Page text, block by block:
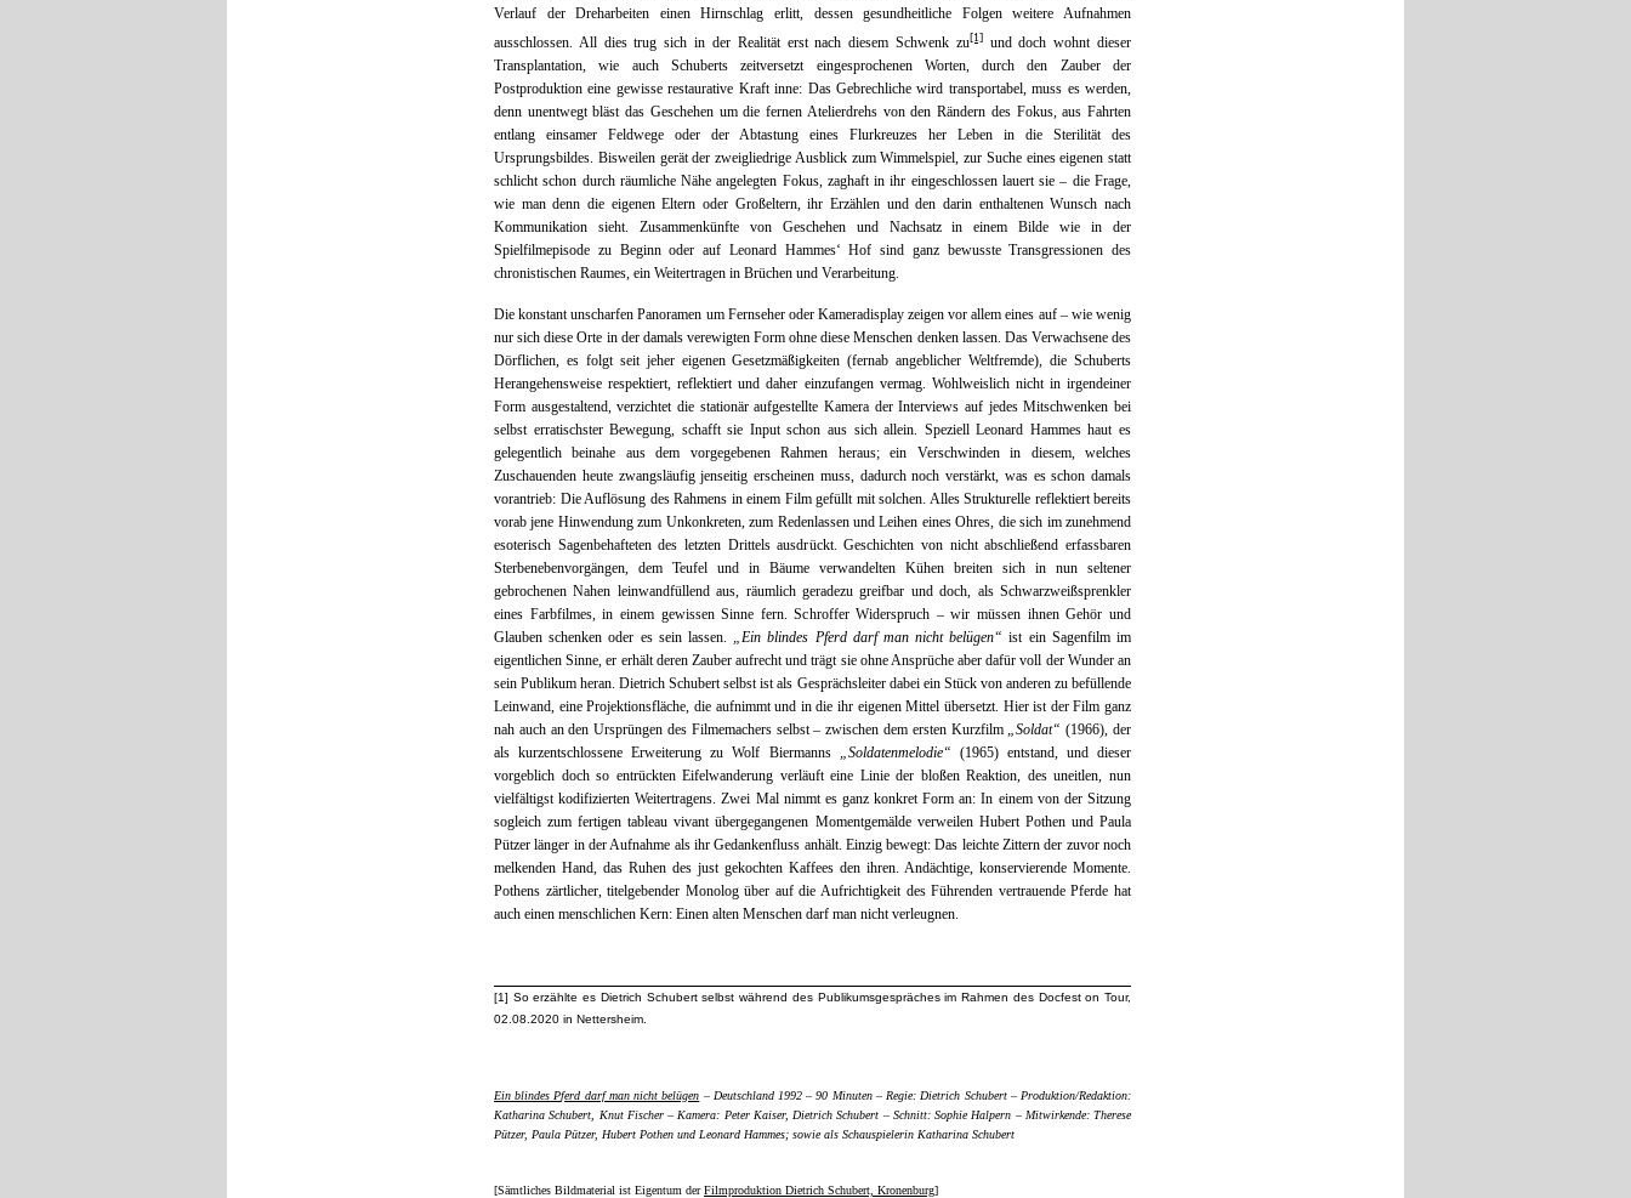
Verlauf der Dreharbeiten einen Hirnschlag erlitt, dessen gesundheitliche Folgen weitere Aufnahmen
ausschlossen. All dies trug sich in der Realität erst nach diesem Schwenk zu[1]und doch wohnt dieser
Transplantation, wie auch Schuberts zeitversetzt eingesprochenen Worten, durch den Zauber der
Postproduktion eine gewisse restaurative Kraft inne: Das Gebrechliche wird transportabel, muss es werden,
denn unentwegt bläst das Geschehen um die fernen Atelierdrehs von den Rändern des Fokus, aus Fahrten
entlang einsamer Feldwege oder der Abtastung eines Flurkreuzes her Leben in die Sterilität des
Ursprungsbildes. Bisweilen gerät der zweigliedrige Ausblick zum Wimmelspiel, zur Suche eines eigenen statt
schlicht schon durch räumliche Nähe angelegten Fokus, zaghaft in ihr eingeschlossen lauert sie – die Frage,
wie man denn die eigenen Eltern oder Großeltern, ihr Erzählen und den darin enthaltenen Wunsch nach
Kommunikation sieht. Zusammenkünfte von Geschehen und Nachsatz in einem Bilde wie in der
Spielfilmepisode zu Beginn oder auf Leonard Hammes‘ Hof sind ganz bewusste Transgressionen des
chronistischen Raumes, ein Weitertragen in Brüchen und Verarbeitung.
Die konstant unscharfen Panoramen um Fernseher oder Kameradisplay zeigen vor allem eines auf – wie wenig
nur sich diese Orte in der damals verewigten Form ohne diese Menschen denken lassen. Das Verwachsene des
Dörflichen, es folgt seit jeher eigenen Gesetzmäßigkeiten (fernab angeblicher Weltfremde), die Schuberts
Herangehensweise respektiert, reflektiert und daher einzufangen vermag. Wohlweislich nicht in irgendeiner
Form ausgestaltend, verzichtet die stationär aufgestellte Kamera der Interviews auf jedes Mitschwenken bei
selbst erratischster Bewegung, schafft sie Input schon aus sich allein. Speziell Leonard Hammes haut es
gelegentlich beinahe aus dem vorgegebenen Rahmen heraus; ein Verschwinden in diesem, welches
Zuschauenden heute zwangsläufig jenseitig erscheinen muss, dadurch noch verstärkt, was es schon damals
vorantrieb: Die Auflösung des Rahmens in einem Film gefüllt mit solchen. Alles Strukturelle reflektiert bereits
vorab jene Hinwendung zum Unkonkreten, zum Redenlassen und Leihen eines Ohres, die sich im zunehmend
esoterisch Sagenbehafteten des letzten Drittels ausdrückt. Geschichten von nicht abschließend erfassbaren
Sterbenebenvorgängen, dem Teufel und in Bäume verwandelten Kühen breiten sich in nun seltener
gebrochenen Nahen leinwandfüllend aus, räumlich geradezu greifbar und doch, als Schwarzweißsprenkler
eines Farbfilmes, in einem gewissen Sinne fern. Schroffer Widerspruch – wir müssen ihnen Gehör und
Glauben schenken oder es sein lassen. „Ein blindes Pferd darf man nicht belügen“ ist ein Sagenfilm im
eigentlichen Sinne, er erhält deren Zauber aufrecht und trägt sie ohne Ansprüche aber dafür voll der Wunder an
sein Publikum heran. Dietrich Schubert selbst ist als Gesprächsleiter dabei ein Stück von anderen zu befüllende
Leinwand, eine Projektionsfläche, die aufnimmt und in die ihr eigenen Mittel übersetzt. Hier ist der Film ganz
nah auch an den Ursprüngen des Filmemachers selbst – zwischen dem ersten Kurzfilm „Soldat“ (1966), der
als kurzentschlossene Erweiterung zu Wolf Biermanns „Soldatenmelodie“ (1965) entstand, und dieser
vorgeblich doch so entrückten Eifelwanderung verläuft eine Linie der bloßen Reaktion, des uneitlen, nun
vielfältigst kodifizierten Weitertragens. Zwei Mal nimmt es ganz konkret Form an: In einem von der Sitzung
sogleich zum fertigen tableau vivant übergegangenen Momentgemälde verweilen Hubert Pothen und Paula
Pützer länger in der Aufnahme als ihr Gedankenfluss anhält. Einzig bewegt: Das leichte Zittern der zuvor noch
melkenden Hand, das Ruhen des just gekochten Kaffees den ihren. Andächtige, konservierende Momente.
Pothens zärtlicher, titelgebender Monolog über auf die Aufrichtigkeit des Führenden vertrauende Pferde hat
auch einen menschlichen Kern: Einen alten Menschen darf man nicht verleugnen.
[1] So erzählte es Dietrich Schubert selbst während des Publikumsgespräches im Rahmen des Docfest on Tour,
02.08.2020 in Nettersheim.
Ein blindes Pferd darf man nicht belügen – Deutschland 1992 – 90 Minuten – Regie: Dietrich Schubert – Produktion/Redaktion:
Katharina Schubert, Knut Fischer – Kamera: Peter Kaiser, Dietrich Schubert – Schnitt: Sophie Halpern – Mitwirkende: Therese
Pützer, Paula Pützer, Hubert Pothen und Leonard Hammes; sowie als Schauspielerin Katharina Schubert
[Sämtliches Bildmaterial ist Eigentum derFilmproduktion Dietrich Schubert, Kronenburg]